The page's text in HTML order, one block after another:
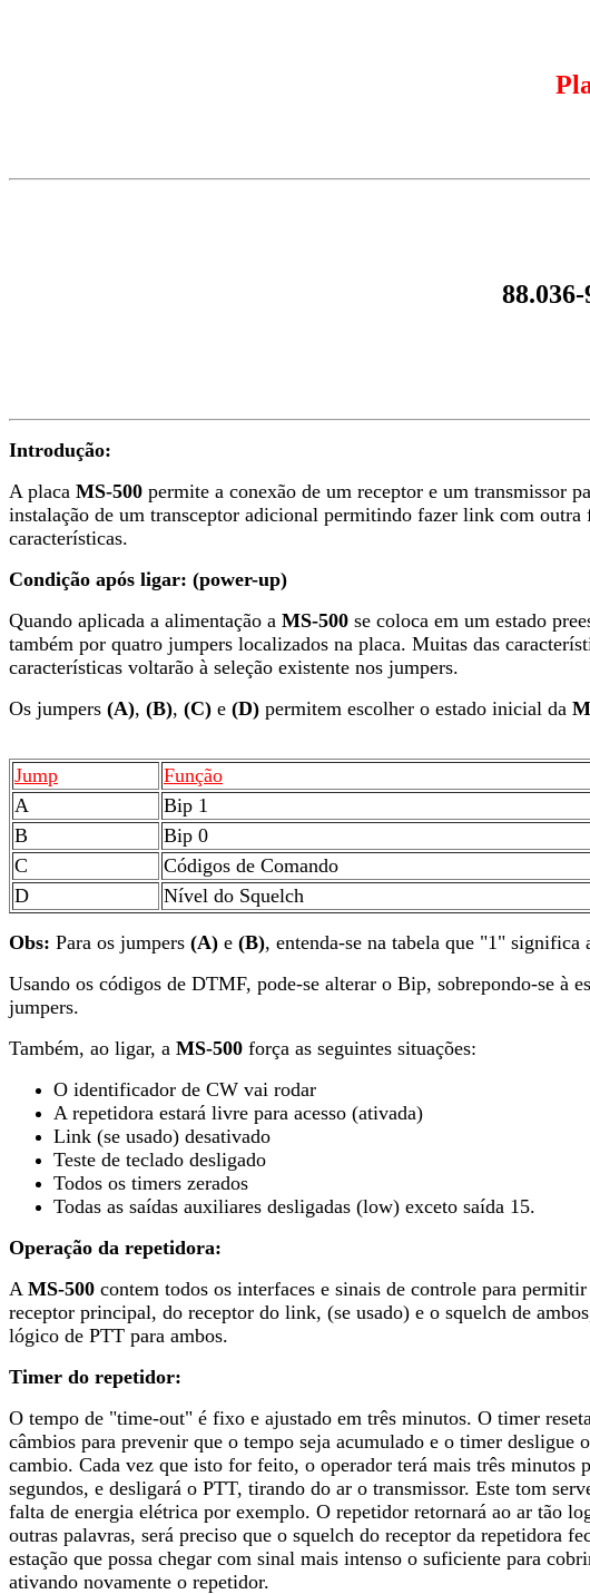
Introdução:
A placa MS-500 permite a conexão de um receptor e um transmissor
instalação de um transceptor adicional permitindo fazer link com
características.
Condição após ligar: (power-up)
Quando aplicada a alimentação a MS-500 se coloca em um estado
também por quatro jumpers localizados na placa. Muitas das
características voltarão à seleção existente nos jumpers.
Os jumpers (A), (B), (C) e (D) permitem escolher o estado inicial da
Jump Função
A
Bip 1
B
Bip 0
C
Códigos de Comando
D
Nível do Squelch
Obs: Para os jumpers (A) e (B), entenda-se na tabela que "1" significa
Usando os códigos de DTMF, pode-se alterar o Bip, sobrepondo-se à
jumpers.
Também, ao ligar, a MS-500 força as seguintes situações:
O identificador de CW vai rodar
A repetidora estará livre para acesso (ativada)
Link (se usado) desativado
Teste de teclado desligado
Todos os timers zerados
Todas as saídas auxiliares desligadas (low) exceto saída 15.
Operação da repetidora:
A MS-500 contem todos os interfaces e sinais de controle para
receptor principal, do receptor do link, (se usado) e o squelch de
lógico de PTT para ambos.
Timer do repetidor:
O tempo de "time-out" é fixo e ajustado em três minutos. O timer
câmbios para prevenir que o tempo seja acumulado e o timer
cambio. Cada vez que isto for feito, o operador terá mais três
segundos, e desligará o PTT, tirando do ar o transmissor. Este tom
falta de energia elétrica por exemplo. O repetidor retornará ao ar tão
outras palavras, será preciso que o squelch do receptor da repetidora
estação que possa chegar com sinal mais intenso o suficiente para
ativando novamente o repetidor.